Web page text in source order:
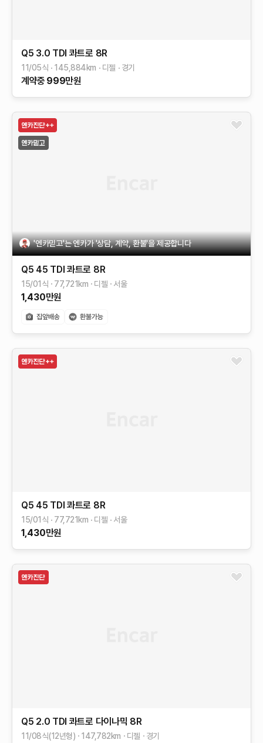
Q5 3.0 TDI 콰트로 8R
11/05식 145,884km 디젤 경기
계약중 999만원
'엔카믿고'는 엔카가 '상담, 계약, 환불'을 제공합니다
Q5 45 TDI 콰트로 8R
15/01식 77,721 km 디젤 서울
1,430만원
Q5 45 TDI 콰트로 8R
15/01식 77,721 km 디젤 서울
1,430만원
Q5 2.0 TDI 콰트로 다이나믹 8R
11/08식(12년형) 147,782km 디젤 경기